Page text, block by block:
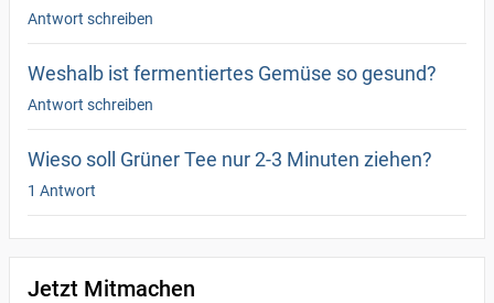
Antwort schreiben
Weshalb ist fermentiertes Gemüse so gesund?
Antwort schreiben
Wieso soll Grüner Tee nur 2-3 Minuten ziehen?
1 Antwort
Jetzt Mitmachen